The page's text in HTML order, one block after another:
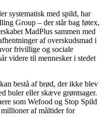
systematisk med spild, har
Group – der står bag føtex,
MadPlus sammen med
af overskudsmad i
frivillige og sociale
videre til mennesker i stedet
bestå af brød, der ikke blev
buler eller skæve grøntsager.
som Wefood og Stop Spild
af måltider for